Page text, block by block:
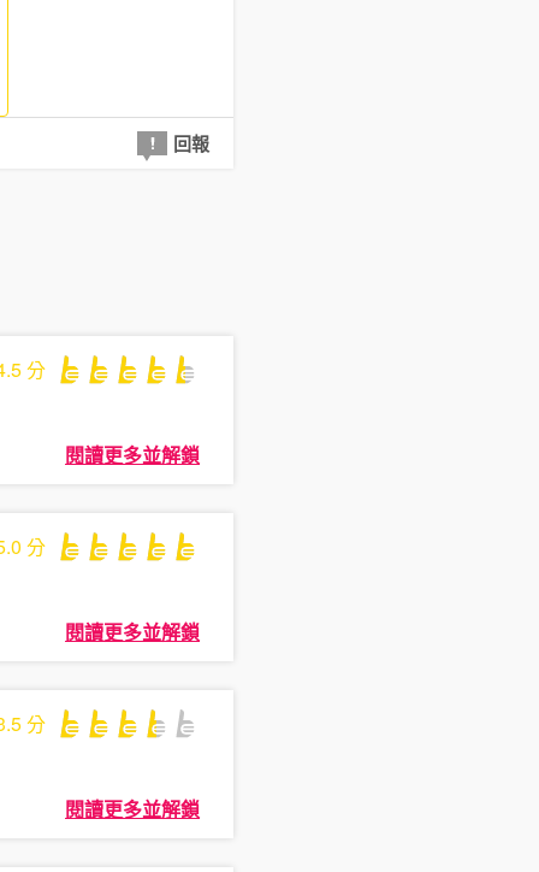
回報
分
閱讀更多並解鎖
分
閱讀更多並解鎖
分
閱讀更多並解鎖